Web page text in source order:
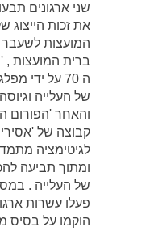
שני ארגונים
את זכות הייצוג
המועצות
ברית המועצות ,
ה 70 על ידי
של העלייה
קבוצה של
לגיטימציה
ומתוך תביעה
של העלייה .
פעלו עשרות
הוקמו על בסיס